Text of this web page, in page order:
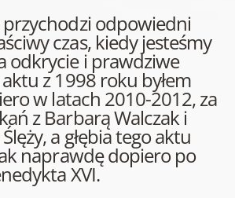
przychodzi odpowiedni
czas, kiedy jesteśmy
odkrycie i prawdziwe
z 1998 roku byłem
w latach 2010-2012, za
z Barbarą Walczak i
a głębia tego aktu
naprawdę dopiero po
XVI.